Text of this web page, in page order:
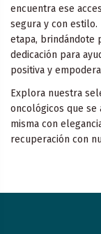
encuentra ese
segura y con estilo.
etapa, brindándote
dedicación para
positiva y
Explora nuestra
oncológicos que se
misma con
recuperación con